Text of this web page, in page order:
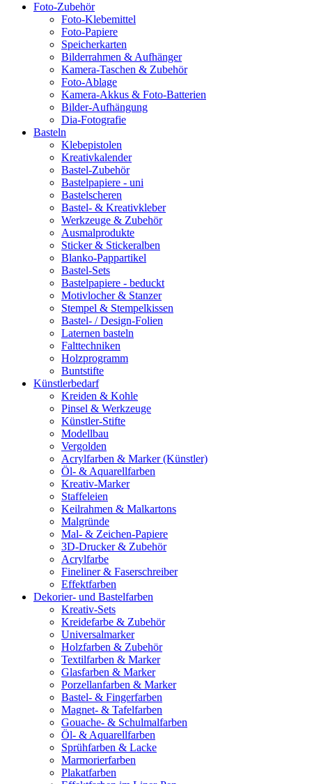
Foto-Zubehör
Foto-Klebemittel
Foto-Papiere
Speicherkarten
Bilderrahmen & Aufhänger
Kamera-Taschen & Zubehör
Foto-Ablage
Kamera-Akkus & Foto-Batterien
Bilder-Aufhängung
Dia-Fotografie
Basteln
Klebepistolen
Kreativkalender
Bastel-Zubehör
Bastelpapiere - uni
Bastelscheren
Bastel- & Kreativkleber
Werkzeuge & Zubehör
Ausmalprodukte
Sticker & Stickeralben
Blanko-Pappartikel
Bastel-Sets
Bastelpapiere - beduckt
Motivlocher & Stanzer
Stempel & Stempelkissen
Bastel- / Design-Folien
Laternen basteln
Falttechniken
Holzprogramm
Buntstifte
Künstlerbedarf
Kreiden & Kohle
Pinsel & Werkzeuge
Künstler-Stifte
Modellbau
Vergolden
Acrylfarben & Marker (Künstler)
Öl- & Aquarellfarben
Kreativ-Marker
Staffeleien
Keilrahmen & Malkartons
Malgründe
Mal- & Zeichen-Papiere
3D-Drucker & Zubehör
Acrylfarbe
Fineliner & Faserschreiber
Effektfarben
Dekorier- und Bastelfarben
Kreativ-Sets
Kreidefarbe & Zubehör
Universalmarker
Holzfarben & Zubehör
Textilfarben & Marker
Glasfarben & Marker
Porzellanfarben & Marker
Bastel- & Fingerfarben
Magnet- & Tafelfarben
Gouache- & Schulmalfarben
Öl- & Aquarellfarben
Sprühfarben & Lacke
Marmorierfarben
Plakatfarben